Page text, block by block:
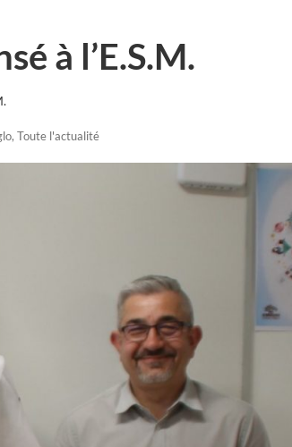
à l’E.S.M.
, Toute l'actualité